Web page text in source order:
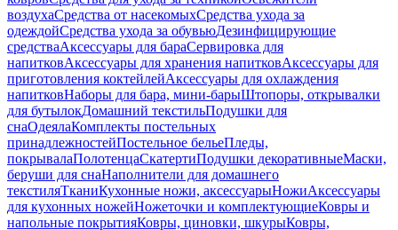
воздухаСредства от насекомыхСредства ухода за
одеждойСредства ухода за обувьюДезинфицирующие
средстваАксессуары для бараСервировка для
напитковАксессуары для хранения напитковАксессуары для
приготовления коктейлейАксессуары для охлаждения
напитковНаборы для бара, мини-барыШтопоры, открывалки
для бутылокДомашний текстильПодушки для
снаОдеялаКомплекты постельных
принадлежностейПостельное бельеПледы,
покрывалаПолотенцаСкатертиПодушки декоративныеМаски,
беруши для снаНаполнители для домашнего
текстиляТканиКухонные ножи, аксессуарыНожиАксессуары
для кухонных ножейНожеточки и комплектующиеКовры и
напольные покрытияКовры, циновки, шкурыКовры,